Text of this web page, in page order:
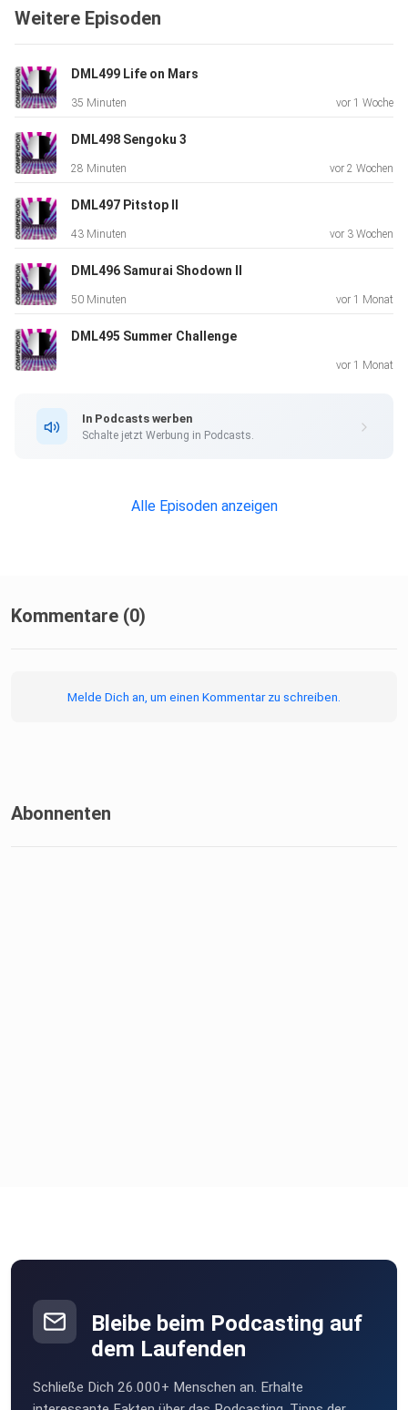
Weitere Episoden
DML499 Life on Mars
35 Minuten vor 1 Woche
DML498 Sengoku 3
28 Minuten vor 2 Wochen
DML497 Pitstop II
43 Minuten vor 3 Wochen
DML496 Samurai Shodown II
50 Minuten vor 1 Monat
DML495 Summer Challenge
vor 1 Monat
In Podcasts werben
Schalte jetzt Werbung in Podcasts.
Alle Episoden anzeigen
Kommentare (0)
Melde Dich an, um einen Kommentar zu schreiben.
Abonnenten
Bleibe beim Podcasting auf
dem Laufenden
Schließe Dich 26.000+ Menschen an. Erhalte